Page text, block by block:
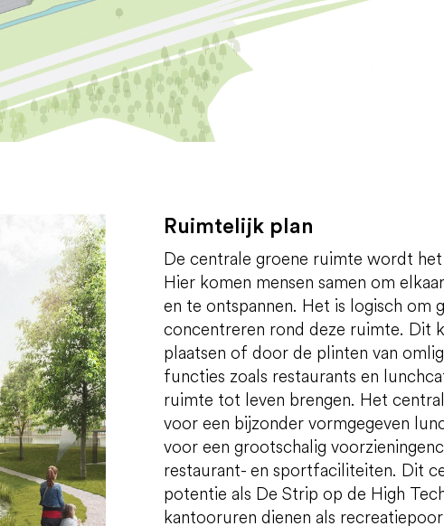
Ruimtelijk plan
De centrale groene ruimte wordt
Hier komen mensen samen om
en te ontspannen. Het is logisch om
concentreren rond deze ruimte. Dit
plaatsen of door de plinten van
functies zoals restaurants en
ruimte tot leven brengen. Het
voor een bijzonder vormgegeven
voor een grootschalig
restaurant- en sportfaciliteiten. Dit
potentie als De Strip op de High
kantooruren dienen als